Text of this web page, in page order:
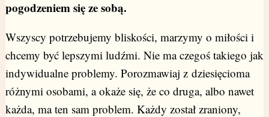
pogodzeniem się ze sobą.
Wszyscy potrzebujemy bliskości, marzymy o miłości i
chcemy być lepszymi ludźmi. Nie ma czegoś takiego jak
indywidualne problemy. Porozmawiaj z dziesięcioma
różnymi osobami, a okaże się, że co druga, albo nawet
każda, ma ten sam problem. Każdy został zraniony,